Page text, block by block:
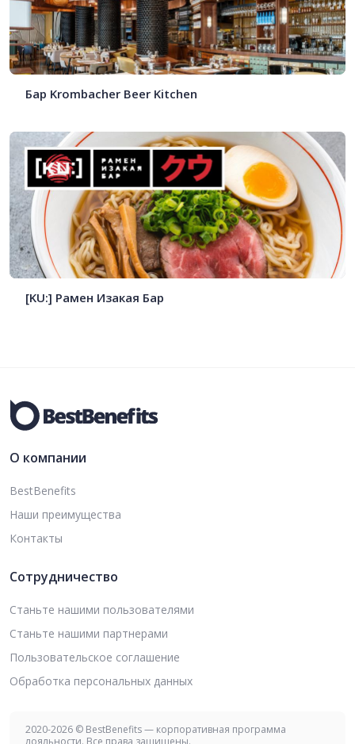
Бар Krombacher Beer Kitchen
[KU:] Рамен Изакая Бар
О компании
BestBenefits
Наши преимущества
Контакты
Сотрудничество
Станьте нашими пользователями
Станьте нашими партнерами
Пользовательское соглашение
Обработка персональных данных
2020-2026 © BestBenefits — корпоративная программа